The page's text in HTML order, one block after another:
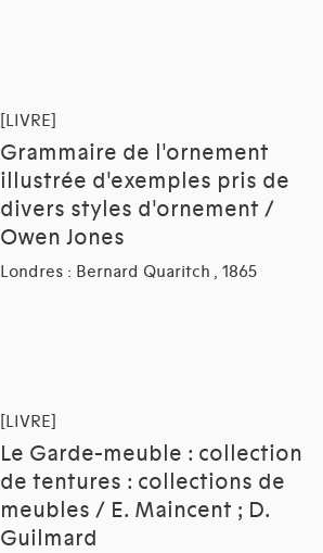
[LIVRE]
Grammaire de l'ornement
illustrée d'exemples pris de
divers styles d'ornement /
Owen Jones
Londres : Bernard Quaritch , 1865
[LIVRE]
Le Garde-meuble : collection
de tentures : collections de
meubles / E. Maincent ; D.
Guilmard